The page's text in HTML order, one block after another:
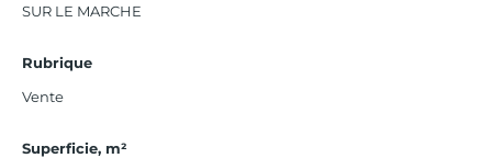
SUR LE MARCHE
Rubrique
Vente
Superficie, m²